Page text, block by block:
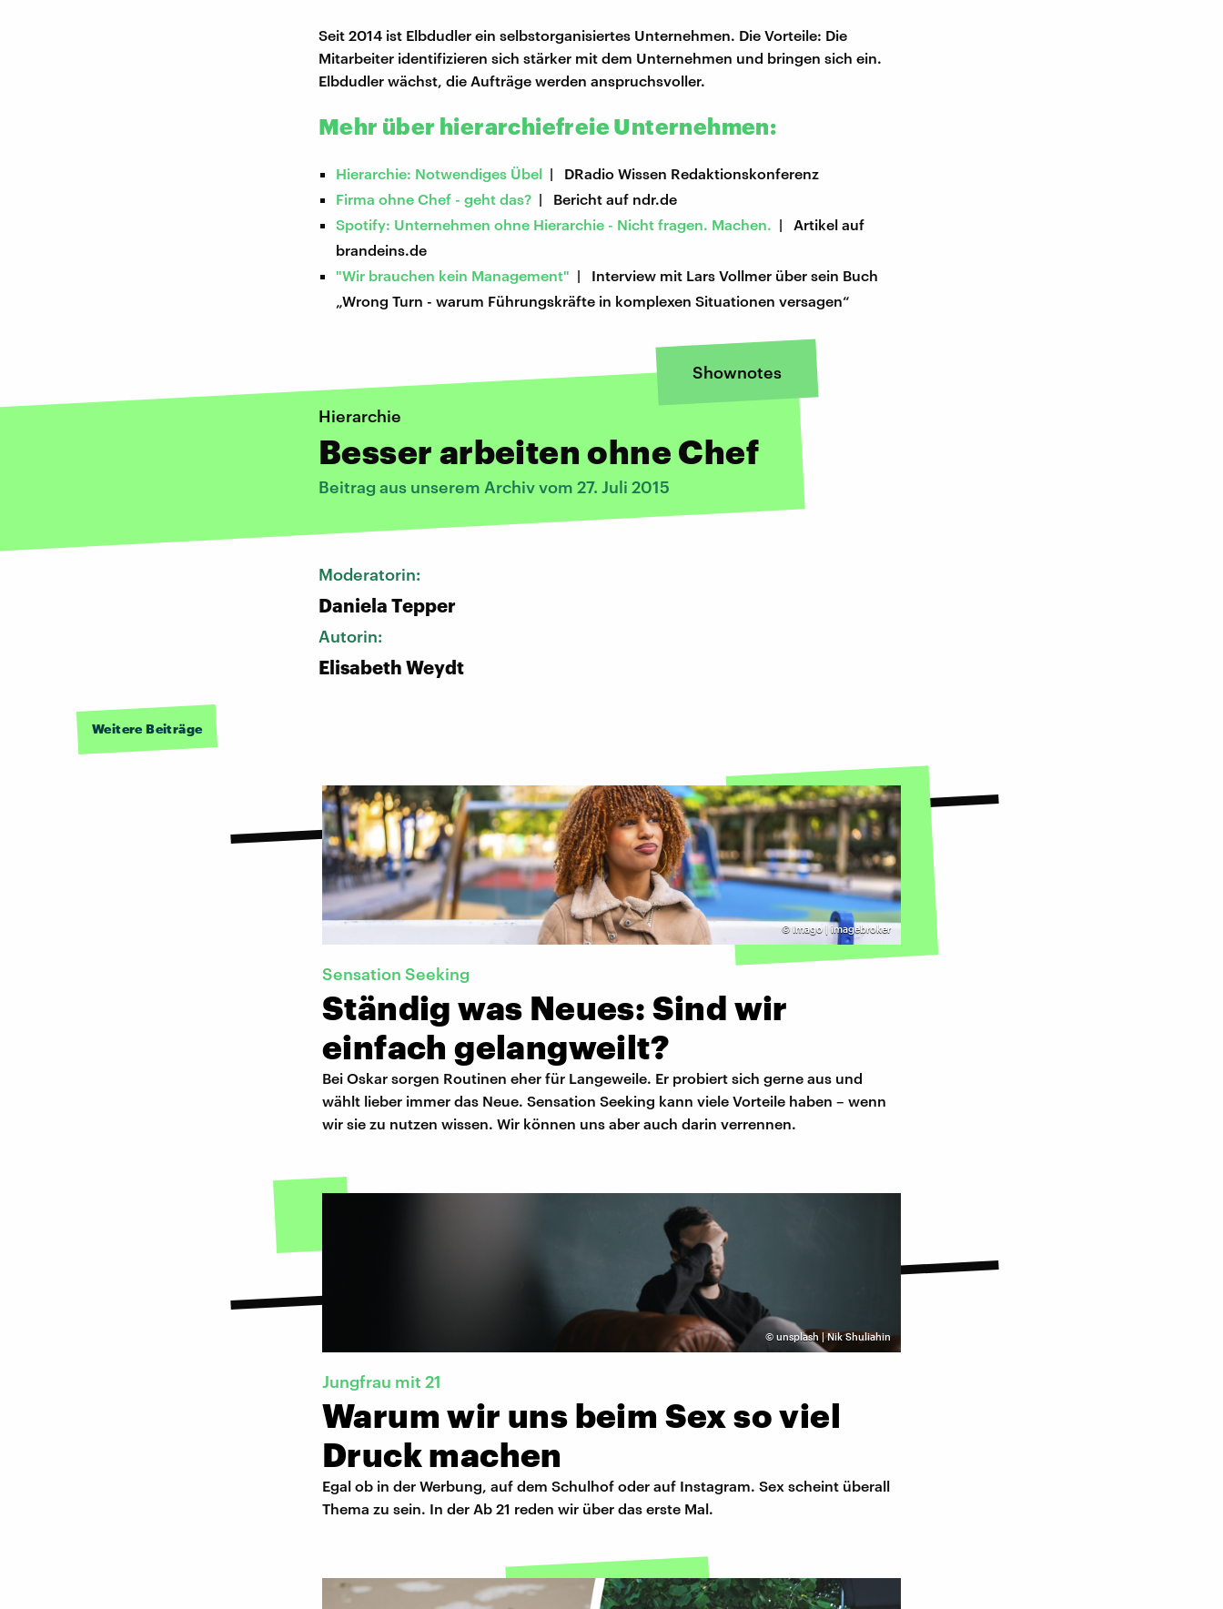
Seit 2014 ist Elbdudler ein selbstorganisiertes Unternehmen. Die Vorteile: Die
Mitarbeiter identifizieren sich stärker mit dem Unternehmen und bringen sich ein.
Elbdudler wächst, die Aufträge werden anspruchsvoller.
Mehr über hierarchiefreie Unternehmen:
Hierarchie: Notwendiges Übel | DRadio Wissen Redaktionskonferenz
Firma ohne Chef - geht das? | Bericht auf ndr.de
Spotify: Unternehmen ohne Hierarchie - Nicht fragen. Machen. | Artikel auf
brandeins.de
"Wir brauchen kein Management" | Interview mit Lars Vollmer über sein Buch
„Wrong Turn - warum Führungskräfte in komplexen Situationen versagen“
Shownotes
Hierarchie
Besser arbeiten ohne Chef
Beitrag aus unserem Archiv vom 27. Juli 2015
Moderatorin:
Daniela Tepper
Autorin:
Elisabeth Weydt
Weitere Beiträge
©Imago | imagebroker
Sensation Seeking
Ständig was Neues: Sind wir
einfach gelangweilt?
Bei Oskar sorgen Routinen eher für Langeweile. Er probiert sich gerne aus und
wählt lieber immer das Neue. Sensation Seeking kann viele Vorteile haben – wenn
wir sie zu nutzen wissen. Wir können uns aber auch darin verrennen.
© unsplash | Nik Shuliahin
Jungfrau mit 21
Warum wir uns beim Sex so viel
Druck machen
Egal ob in der Werbung, auf dem Schulhof oder auf Instagram. Sex scheint überall
Thema zu sein. In der Ab 21 reden wir über das erste Mal.